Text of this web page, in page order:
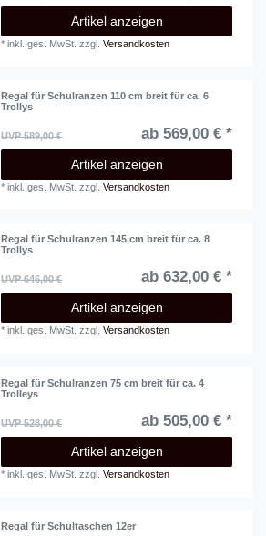
Artikel anzeigen
*inkl. ges. MwSt. zzgl.Versandkosten
Regal für Schulranzen 110 cm breit für ca. 6
Trollys
UVP 589,00 € ab 569,00 € *
Artikel anzeigen
*inkl. ges. MwSt. zzgl.Versandkosten
Regal für Schulranzen 145 cm breit für ca. 8
Trollys
UVP 646,00 € ab 632,00 € *
Artikel anzeigen
*inkl. ges. MwSt. zzgl.Versandkosten
Regal für Schulranzen 75 cm breit für ca. 4
Trolleys
UVP 528,00 € ab 505,00 € *
Artikel anzeigen
*inkl. ges. MwSt. zzgl.Versandkosten
Regal für Schultaschen 12er